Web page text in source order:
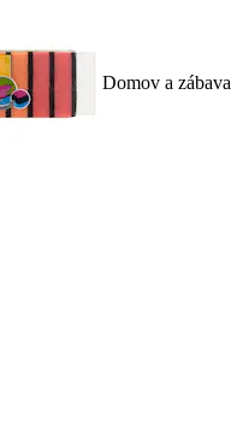
Domov a zábava